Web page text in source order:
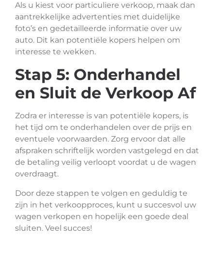
Als u kiest voor particuliere verkoop, maak dan
aantrekkelijke advertenties met duidelijke
foto’s en gedetailleerde informatie over uw
auto. Dit kan potentiële kopers helpen om
interesse te wekken.
Stap 5: Onderhandel
en Sluit de Verkoop Af
Zodra er interesse is van potentiële kopers, is
het tijd om te onderhandelen over de prijs en
eventuele voorwaarden. Zorg ervoor dat alle
afspraken schriftelijk worden vastgelegd en dat
de betaling veilig verloopt voordat u de wagen
overdraagt.
Door deze stappen te volgen en geduldig te
zijn in het verkoopproces, kunt u succesvol uw
wagen verkopen en hopelijk een goede deal
sluiten. Veel succes!